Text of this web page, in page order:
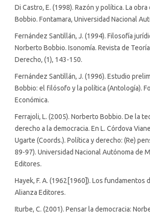
Di Castro, E. (1998). Razón y política. La
Bobbio. Fontamara, Universidad Nacional
Fernández Santillán, J. (1994). Filosofía
Norberto Bobbio. Isonomía. Revista de
Derecho, (1), 143-150.
Fernández Santillán, J. (1996). Estudio
Bobbio: el filósofo y la política (Antología).
Económica.
Ferrajoli, L. (2005). Norberto Bobbio. De la
derecho a la democracia. En L. Córdova
Ugarte (Coords.). Política y derecho: (Re)
89-97). Universidad Nacional Autónoma de
Editores.
Hayek, F. A. (1962[1960]). Los fundamentos
Alianza Editores.
Iturbe, C. (2001). Pensar la democracia: